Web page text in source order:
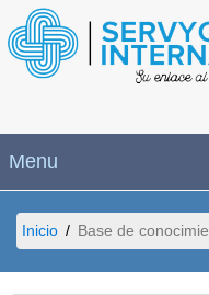
Menu
Inicio Base de